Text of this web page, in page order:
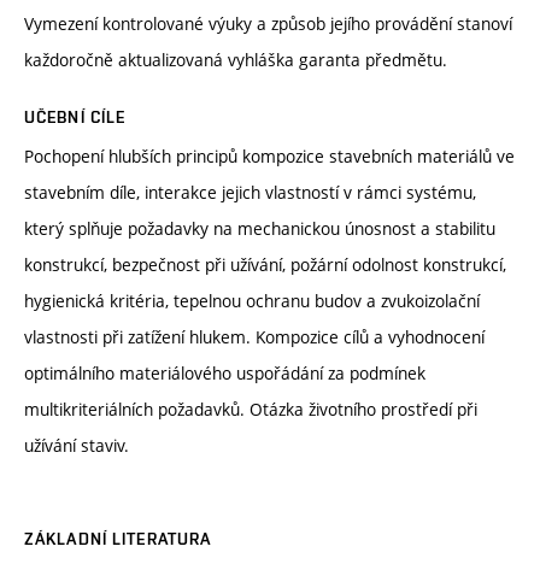
Vymezení kontrolované výuky a způsob jejího provádění stanoví
každoročně aktualizovaná vyhláška garanta předmětu.
UČEBNÍ CÍLE
Pochopení hlubších principů kompozice stavebních materiálů ve
stavebním díle, interakce jejich vlastností v rámci systému,
který splňuje požadavky na mechanickou únosnost a stabilitu
konstrukcí, bezpečnost při užívání, požární odolnost konstrukcí,
hygienická kritéria, tepelnou ochranu budov a zvukoizolační
vlastnosti při zatížení hlukem. Kompozice cílů a vyhodnocení
optimálního materiálového uspořádání za podmínek
multikriteriálních požadavků. Otázka životního prostředí při
užívání staviv.
ZÁKLADNÍ LITERATURA